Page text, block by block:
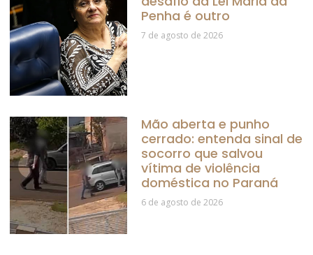
Penha é outro
7 de agosto de 2026
Mão aberta e punho
cerrado: entenda sinal de
socorro que salvou
vítima de violência
doméstica no Paraná
6 de agosto de 2026